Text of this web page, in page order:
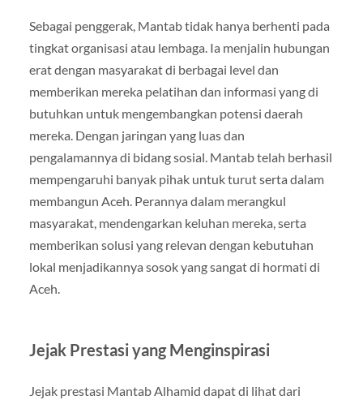
Sebagai penggerak, Mantab tidak hanya berhenti pada
tingkat organisasi atau lembaga. Ia menjalin hubungan
erat dengan masyarakat di berbagai level dan
memberikan mereka pelatihan dan informasi yang di
butuhkan untuk mengembangkan potensi daerah
mereka. Dengan jaringan yang luas dan
pengalamannya di bidang sosial. Mantab telah berhasil
mempengaruhi banyak pihak untuk turut serta dalam
membangun Aceh. Perannya dalam merangkul
masyarakat, mendengarkan keluhan mereka, serta
memberikan solusi yang relevan dengan kebutuhan
lokal menjadikannya sosok yang sangat di hormati di
Aceh.
Jejak Prestasi yang Menginspirasi
Jejak prestasi Mantab Alhamid dapat di lihat dari